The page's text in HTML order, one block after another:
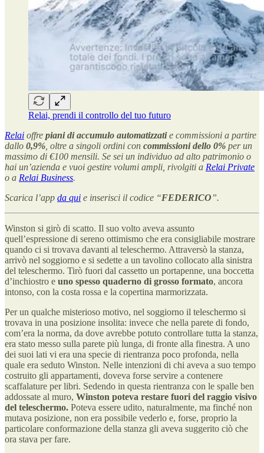
Relai, prendi il controllo del tuo futuro
Relai offre piani di accumulo automatizzatie commissioni a partire
dallo 0,9% , oltre a singoli ordini con commissioni dello 0% per un
massimo di €100 mensili. Se sei un individuo ad alto patrimonio o
hai un’azienda e vuoi gestire volumi ampli, rivolgiti a Relai Private
o a Relai Business.
Scarica l’app da qui e inserisci il codice “FEDERICO”.
Winston si girò di scatto. Il suo volto aveva assunto
quell’espressione di sereno ottimismo che era consigliabile mostrare
quando ci si trovava davanti al teleschermo. Attraversò la stanza,
arrivò nel soggiorno e si sedette a un tavolino collocato alla sinistra
del teleschermo. Tirò fuori dal cassetto un portapenne, una boccetta
d’inchiostro e uno spesso quaderno di grosso formato, ancora
intonso, con la costa rossa e la copertina marmorizzata.
Per un qualche misterioso motivo, nel soggiorno il teleschermo si
trovava in una posizione insolita: invece che nella parete di fondo,
com’era la norma, da dove avrebbe potuto controllare tutta la stanza,
era stato messo sulla parete più lunga, di fronte alla finestra. A uno
dei suoi lati vi era una specie di rientranza poco profonda, nella
quale era seduto Winston. Nelle intenzioni di chi aveva a suo tempo
costruito gli appartamenti, doveva forse servire a contenere
scaffalature per libri. Sedendo in questa rientranza con le spalle ben
addossate al muro, Winston poteva restare fuori del raggio visivo
del teleschermo. Poteva essere udito, naturalmente, ma finché non
mutava posizione, non era possibile vederlo e, forse, proprio la
particolare conformazione della stanza gli aveva suggerito ciò che
ora stava per fare.